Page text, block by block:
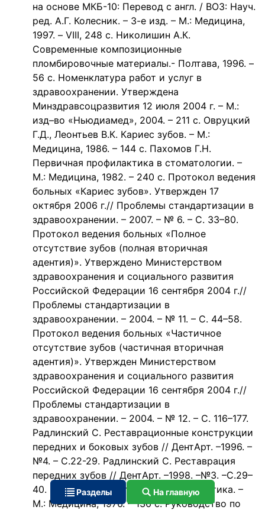
на основе МКБ-10: Перевод с англ. / ВОЗ: Науч.
ред. А.Г. Колесник. – 3-е изд. – М.: Медицина,
1997. – VIII, 248 с. Николишин А.К.
Современные композиционные
пломбировочные материалы.- Полтава, 1996. –
56 с. Номенклатура работ и услуг в
здравоохранении. Утверждена
Минздравсоцразвития 12 июля 2004 г. – М.:
изд–во «Ньюдиамед», 2004. – 211 с. Овруцкий
Г.Д., Леонтьев В.К. Кариес зубов. – М.:
Медицина, 1986. – 144 с. Пахомов Г.Н.
Первичная профилактика в стоматологии. –
М.: Медицина, 1982. – 240 с. Протокол ведения
больных «Кариес зубов». Утвержден 17
октября 2006 г.// Проблемы стандартизации в
здравоохранении. – 2007. – № 6. – С. 33–80.
Протокол ведения больных «Полное
отсутствие зубов (полная вторичная
адентия)». Утверждено Министерством
здравоохранения и социального развития
Российской Федерации 16 сентября 2004 г.//
Проблемы стандартизации в
здравоохранении. – 2004. – № 11. – С. 44–58.
Протокол ведения больных «Частичное
отсутствие зубов (частичная вторичная
адентия)». Утвержден Министерством
здравоохранения и социального развития
Российской Федерации 16 сентября 2004 г.//
Проблемы стандартизации в
здравоохранении. – 2004. – № 12. – С. 116–177.
Радлинский С. Реставрационные конструкции
передних и боковых зубов // ДентАрт. –1996. –
№4. – С.22-29. Радлинский С. Реставрация
передних зубов // ДентАрт. –1998. –№3. –С.29–
40. Рубин Л.Р. Электроодонтодиагностика. –
М.: Медицина, 1976. – 136 с. Руководство по
Разделы На главную